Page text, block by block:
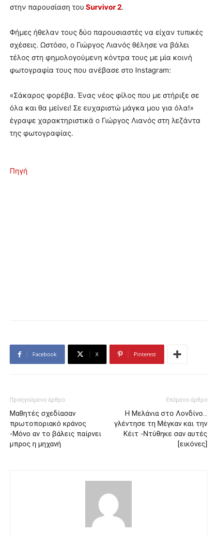
στην παρουσίαση του Survivor 2.
Φήμες ήθελαν τους δύο παρουσιαστές να είχαν τυπικές
σχέσεις. Ωστόσο, ο Γιώργος Λιανός θέλησε να βάλει
τέλος στη φημολογούμενη κόντρα τους με μία κοινή
φωτογραφία τους που ανέβασε στο Instagram:
«Σάκαρος φορέβα. Ένας νέος φίλος που με στήριξε σε
όλα και θα μείνει! Σε ευχαριστώ μάγκα μου για όλα!»
έγραψε χαρακτηριστικά ο Γιώργος Λιανός στη λεζάντα
της φωτογραφίας.
Πηγή
Facebook X Pinterest
Προηγούμενο άρθρο
Μαθητές σχεδίασαν
πρωτοποριακό κράνος
-Μόνο αν το βάλεις παίρνει
μπρος η μηχανή
Επόμενο άρθρο
Η Μελάνια στο Λονδίνο…
γλέντησε τη Μέγκαν και την
Κέιτ -Ντύθηκε σαν αυτές
[εικόνες]